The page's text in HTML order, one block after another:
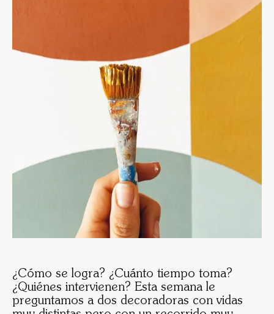
¿Cómo se logra? ¿Cuánto tiempo toma?
¿Quiénes intervienen? Esta semana le
preguntamos a dos decoradoras con vidas